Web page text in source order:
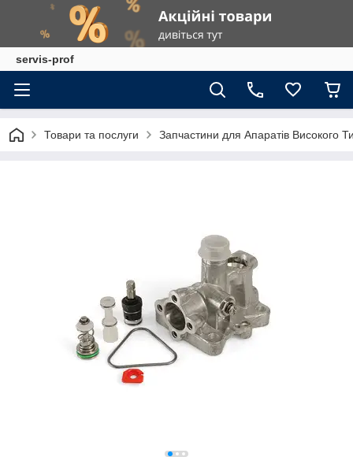
servis-prof
Товари та послуги Запчастини для Апаратів Високого